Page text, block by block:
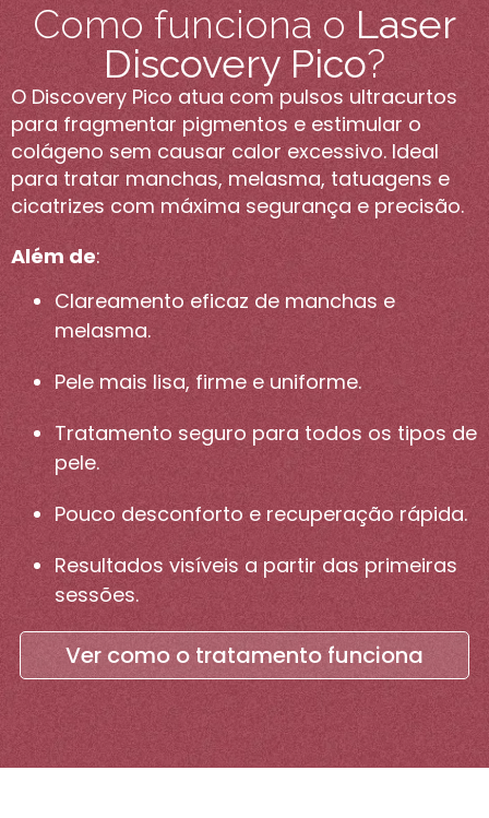
Como funciona oLaser
Discovery Pico?
O Discovery Pico atua com pulsos ultracurtos
para fragmentar pigmentos e estimular o
colágeno sem causar calor excessivo. Ideal
para tratar manchas, melasma, tatuagens e
cicatrizes com máxima segurança e precisão.
Além de:
Clareamento eficaz de manchas e
melasma.
Pele mais lisa, firme e uniforme.
Tratamento seguro para todos os tipos de
pele.
Pouco desconforto e recuperação rápida.
Resultados visíveis a partir das primeiras
sessões.
Ver como o tratamento funciona